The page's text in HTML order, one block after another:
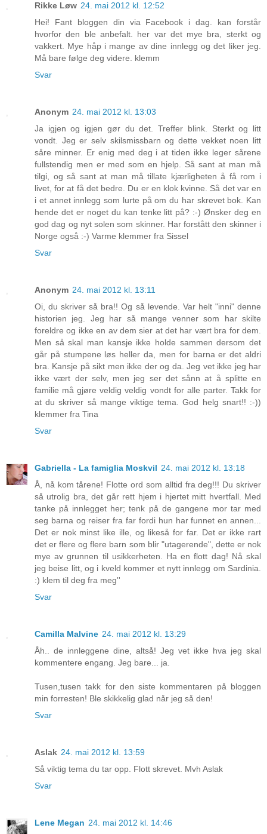
Rikke Løw 24. mai 2012 kl. 12:52
Hei! Fant bloggen din via Facebook i dag. kan forstår
hvorfor den ble anbefalt. her var det mye bra, sterkt og
vakkert. Mye håp i mange av dine innlegg og det liker jeg.
Må bare følge deg videre. klemm
Svar
Anonym 24. mai 2012 kl. 13:03
Ja igjen og igjen gør du det. Treffer blink. Sterkt og litt
vondt. Jeg er selv skilsmissbarn og dette vekket noen litt
såre minner. Er enig med deg i at tiden ikke leger sårene
fullstendig men er med som en hjelp. Så sant at man må
tilgi, og så sant at man må tillate kjærligheten å få rom i
livet, for at få det bedre. Du er en klok kvinne. Så det var en
i et annet innlegg som lurte på om du har skrevet bok. Kan
hende det er noget du kan tenke litt på? :-) Ønsker deg en
god dag og nyt solen som skinner. Har forstått den skinner i
Norge også :-) Varme klemmer fra Sissel
Svar
Anonym 24. mai 2012 kl. 13:11
Oi, du skriver så bra!! Og så levende. Var helt "inni" denne
historien jeg. Jeg har så mange venner som har skilte
foreldre og ikke en av dem sier at det har vært bra for dem.
Men så skal man kansje ikke holde sammen dersom det
går på stumpene løs heller da, men for barna er det aldri
bra. Kansje på sikt men ikke der og da. Jeg vet ikke jeg har
ikke vært der selv, men jeg ser det sånn at å splitte en
familie må gjøre veldig veldig vondt for alle parter. Takk for
at du skriver så mange viktige tema. God helg snart!! :-))
klemmer fra Tina
Svar
Gabriella - La famiglia Moskvil 24. mai 2012 kl. 13:18
Å, nå kom tårene! Flotte ord som alltid fra deg!!! Du skriver
så utrolig bra, det går rett hjem i hjertet mitt hvertfall. Med
tanke på innlegget her; tenk på de gangene mor tar med
seg barna og reiser fra far fordi hun har funnet en annen...
Det er nok minst like ille, og likeså for far. Det er ikke rart
det er flere og flere barn som blir "utagerende", dette er nok
mye av grunnen til usikkerheten. Ha en flott dag! Nå skal
jeg beise litt, og i kveld kommer et nytt innlegg om Sardinia.
:) klem til deg fra meg''
Svar
Camilla Malvine 24. mai 2012 kl. 13:29
Åh.. de innleggene dine, altså! Jeg vet ikke hva jeg skal
kommentere engang. Jeg bare... ja.
Tusen,tusen takk for den siste kommentaren på bloggen
min forresten! Ble skikkelig glad når jeg så den!
Svar
Aslak 24. mai 2012 kl. 13:59
Så viktig tema du tar opp. Flott skrevet. Mvh Aslak
Svar
Lene Megan 24. mai 2012 kl. 14:46